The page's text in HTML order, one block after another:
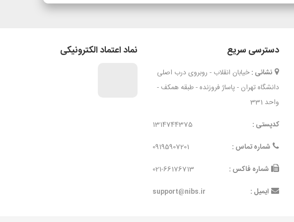
دسترسی سریع
نشانی : خیابان انقلاب - روبروی درب اصلی
دانشگاه تهران - پاساژ فروزنده - طبقه همکف -
واحد 331
کدپستی :
1314744375
شماره تماس :
09195907201
شماره فاکس :
021-66176713
ایمیل :
support@nibs.ir
نماد اعتماد الکترونیکی